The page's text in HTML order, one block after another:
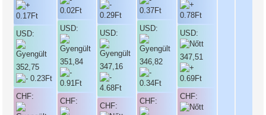
USD:
352,75
CHF:
USD:
351,84
CHF:
USD:
347,16
CHF:
USD:
346,82
CHF:
USD:
347,51
CHF: